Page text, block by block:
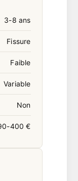
3-8 ans
Fissure
Faible
Variable
Non
400 €